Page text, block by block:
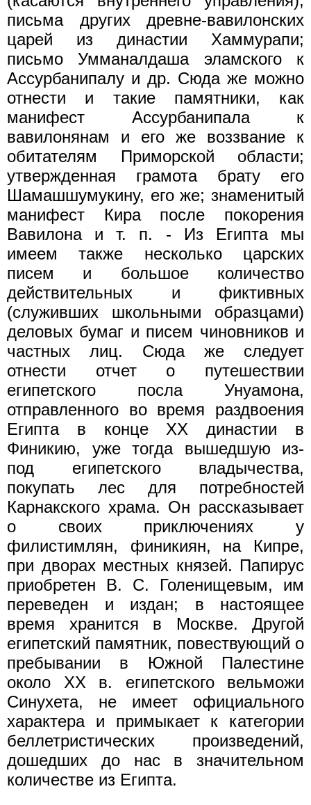
письма других древне-вавилонских
царей из династии Хаммурапи;
письмо Умманалдаша эламского к
Ассурбанипалу и др. Сюда же можно
отнести и такие памятники, как
манифест Ассурбанипала к
вавилонянам и его же воззвание к
обитателям Приморской области;
утвержденная грамота брату его
Шамашшумукину, его же; знаменитый
манифест Кира после покорения
Вавилона и т. п. - Из Египта мы
имеем также несколько царских
писем и большое количество
действительных и фиктивных
(служивших школьными образцами)
деловых бумаг и писем чиновников и
частных лиц. Сюда же следует
отнести отчет о путешествии
египетского посла Унуамона,
отправленного во время раздвоения
Египта в конце XX династии в
Финикию, уже тогда вышедшую из-
под египетского владычества,
покупать лес для потребностей
Карнакского храма. Он рассказывает
о своих приключениях у
филистимлян, финикиян, на Кипре,
при дворах местных князей. Папирус
приобретен В. С. Голенищевым, им
переведен и издан; в настоящее
время хранится в Москве. Другой
египетский памятник, повествующий о
пребывании в Южной Палестине
около XX в. египетского вельможи
Синухета, не имеет официального
характера и примыкает к категории
беллетристических произведений,
дошедших до нас в значительном
количестве из Египта.